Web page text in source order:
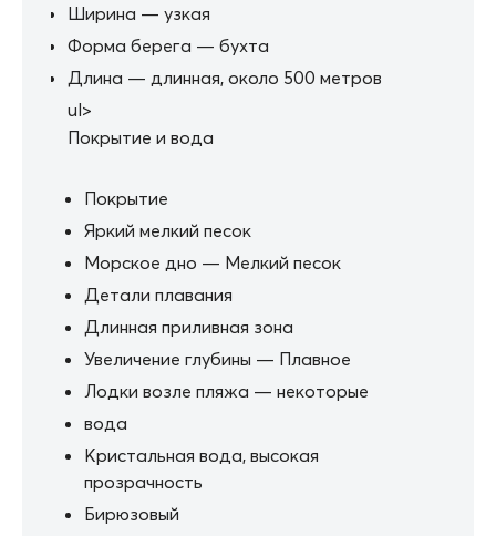
Ширина — узкая
Форма берега — бухта
Длина — длинная, около 500 метров
ul>
Покрытие и вода
Покрытие
Яркий мелкий песок
Морское дно — Мелкий песок
Детали плавания
Длинная приливная зона
Увеличение глубины — Плавное
Лодки возле пляжа — некоторые
вода
Кристальная вода, высокая
прозрачность
Бирюзовый